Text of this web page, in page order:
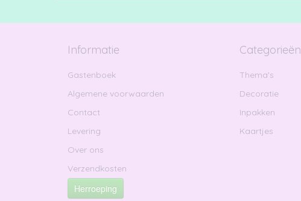
Informatie
Gastenboek
Algemene voorwaarden
Contact
Levering
Over ons
Verzendkosten
Herroeping
Categorieën
Thema's
Decoratie
Inpakken
Kaartjes